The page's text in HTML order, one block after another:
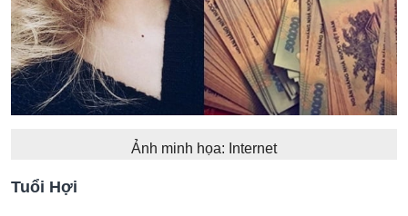
Ảnh minh họa: Internet
Tuổi Hợi